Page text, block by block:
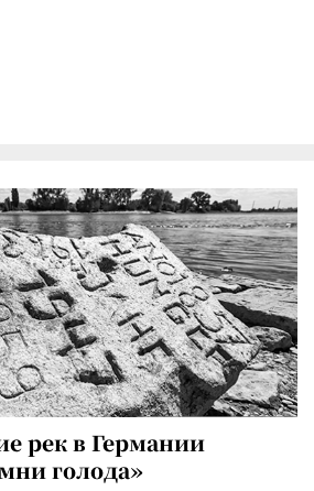
рек в Германии
голода»